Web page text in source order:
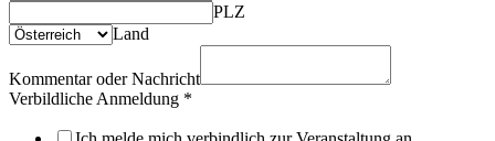
PLZ
Land
Kommentar oder Nachricht
Verbildliche Anmeldung *